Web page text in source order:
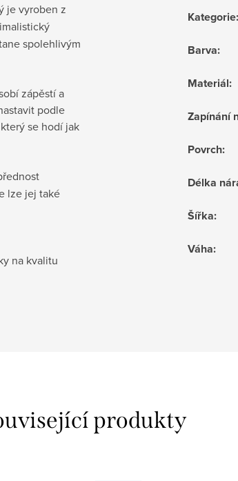
je vyroben z
spolehlivým
zápěstí a
podle
se hodí jak
lze jej také
na kvalitu
Kategorie:
Barva:
Materiál:
Zapínání
Povrch:
Délka
Šířka:
Váha:
produkty